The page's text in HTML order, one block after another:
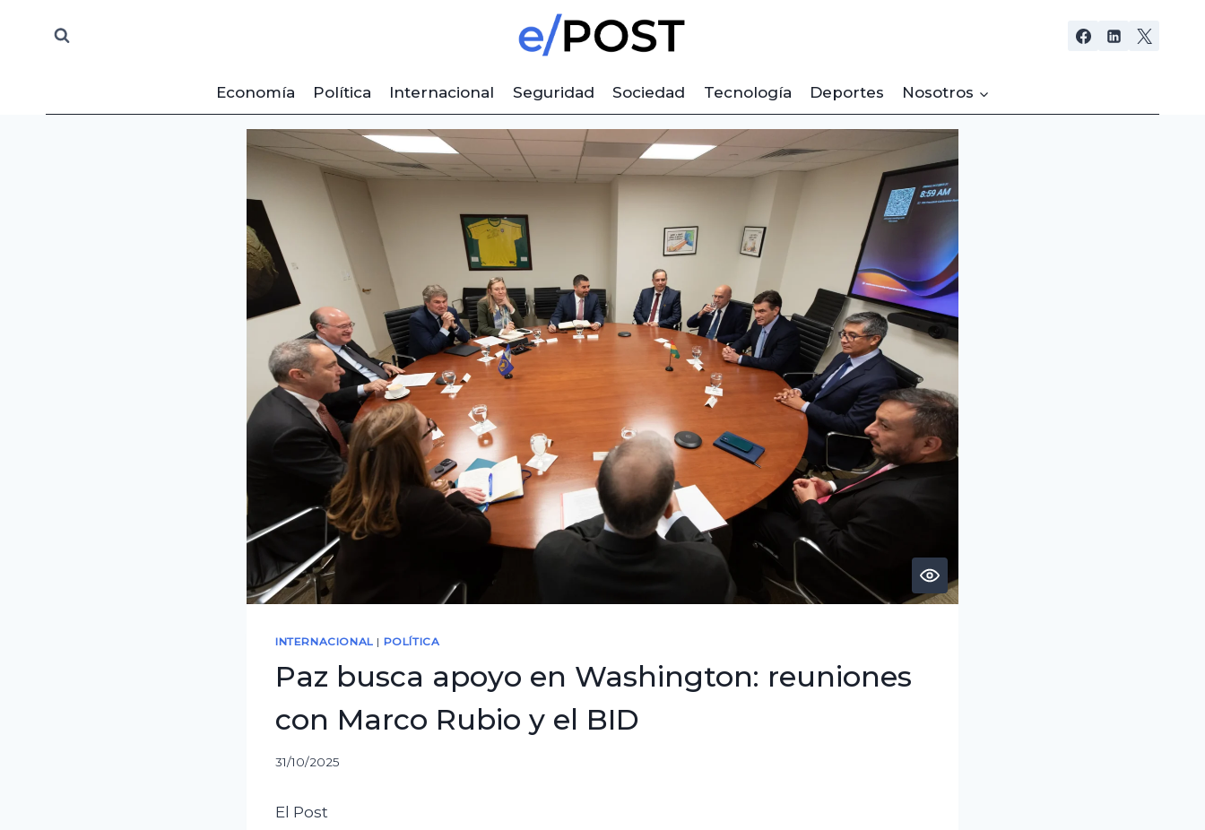
Economía
Política Internacional Seguridad Sociedad Tecnología Deportes Nosotros
INTERNACIONAL | POLÍTICA
Paz busca apoyo en Washington: reuniones
con Marco Rubio y el BID
31/10/2025
El Post